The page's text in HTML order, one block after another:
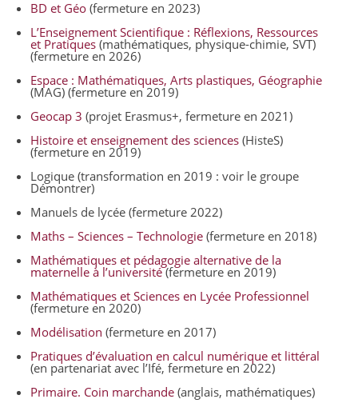
BD et Géo(fermeture en 2023)
L’Enseignement Scientifique : Réflexions, Ressources
et Pratiques(mathématiques, physique-chimie, SVT)
(fermeture en 2026)
Espace : Mathématiques, Arts plastiques, Géographie
(MAG) (fermeture en 2019)
Geocap 3 (projet Erasmus+, fermeture en 2021)
Histoire et enseignement des sciences(HisteS)
(fermeture en 2019)
Logique (transformation en 2019 : voir le groupe
Démontrer)
Manuels de lycée (fermeture 2022)
Maths – Sciences – Technologie(fermeture en 2018)
Mathématiques et pédagogie alternative de la
maternelle à l’université(fermeture en 2019)
Mathématiques et Sciences en Lycée Professionnel
(fermeture en 2020)
Modélisation (fermeture en 2017)
Pratiques d’évaluation en calcul numérique et littéral
(en partenariat avec l’Ifé, fermeture en 2022)
Primaire. Coin marchande(anglais, mathématiques)